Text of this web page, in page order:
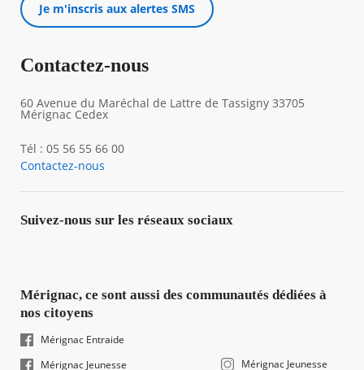
Je m'inscris aux alertes SMS
Contactez-nous
60 Avenue du Maréchal de Lattre de Tassigny 33705
Mérignac Cedex
Tél : 05 56 55 66 00
Contactez-nous
Suivez-nous sur les réseaux sociaux
Mérignac, ce sont aussi des communautés dédiées à
nos citoyens
Mérignac Entraide
Mérignac Jeunesse
Mérignac Jeunesse